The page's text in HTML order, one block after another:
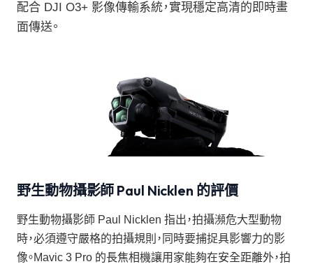
配合 DJI O3+ 影像傳輸系統，實現穩定高清的即時畫
面傳送。
野生動物攝影師 Paul Nicklen 的評價
野生動物攝影師 Paul Nicklen 指出，拍攝瀕危大型動物
時，必須遵守嚴格的拍攝規則，同時要捕捉具影響力的影
像。Mavic 3 Pro 的長焦相機讓用家能夠在安全距離外，拍